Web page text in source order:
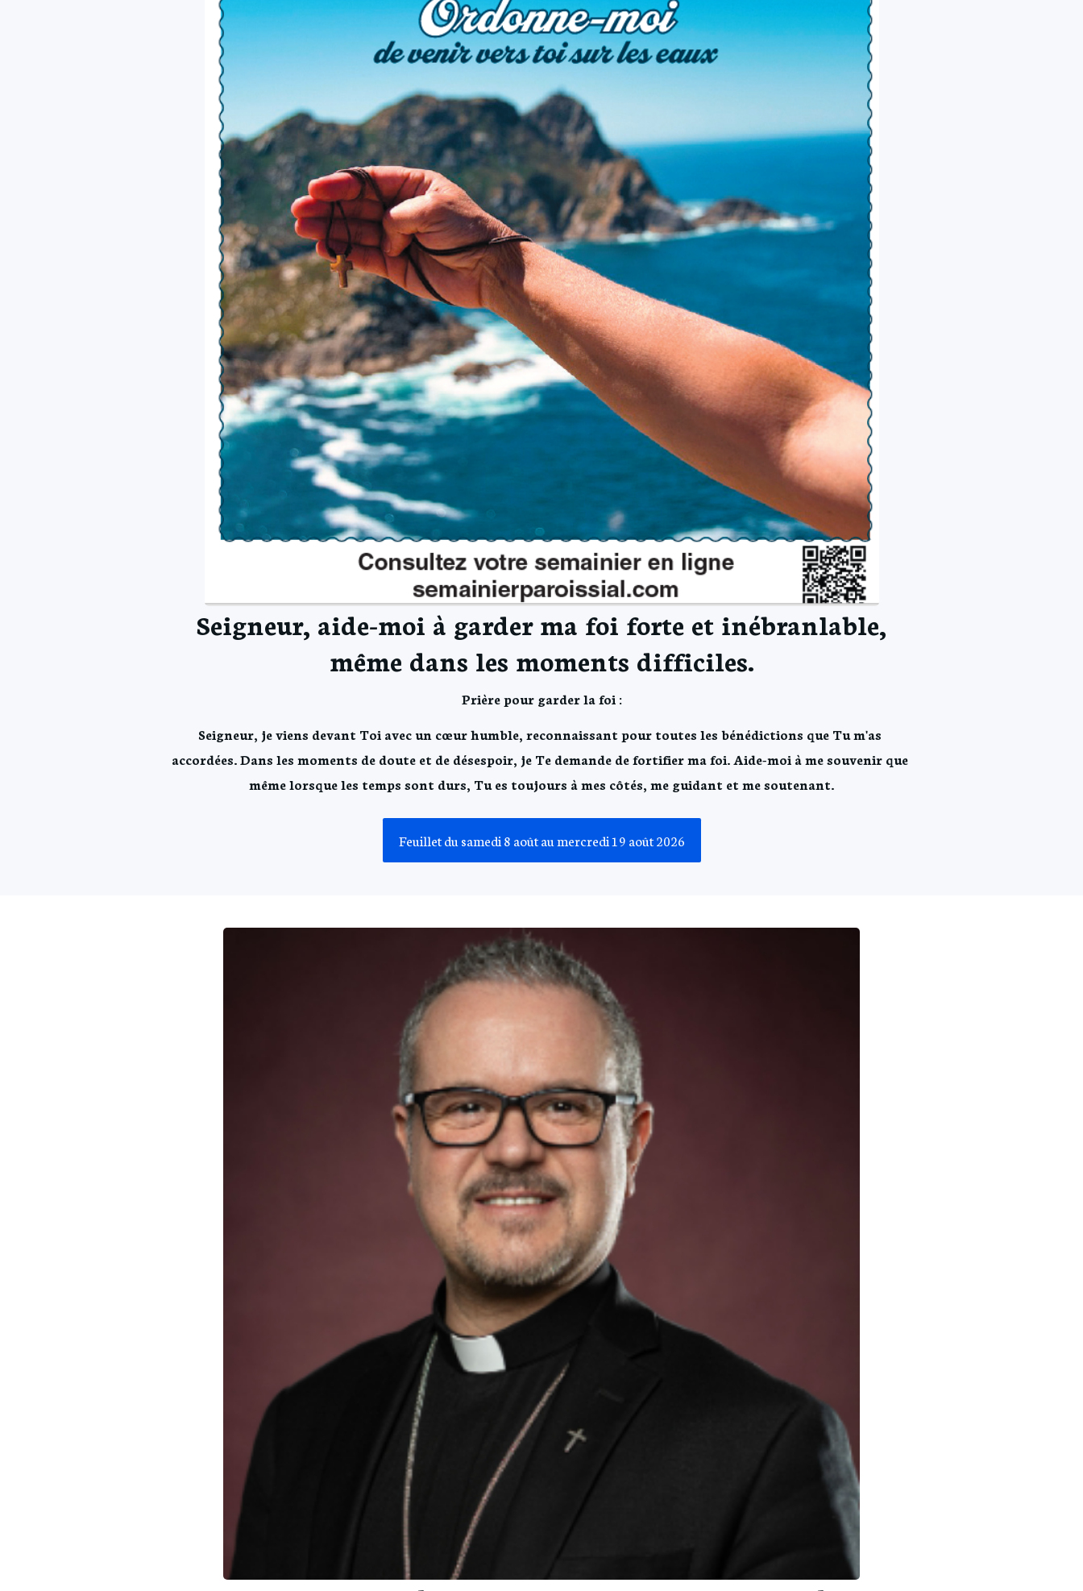
Seigneur, aide-moi à garder ma foi forte et inébranlable,
même dans les moments difficiles.
Prière pour garder la foi :
Seigneur, je viens devant Toi avec un cœur humble, reconnaissant pour toutes les bénédictions que Tu m'as
accordées. Dans les moments de doute et de désespoir, je Te demande de fortifier ma foi. Aide-moi à me souvenir que
même lorsque les temps sont durs, Tu es toujours à mes côtés, me guidant et me soutenant.
Feuillet du samedi 8 août au mercredi 19 août 2026